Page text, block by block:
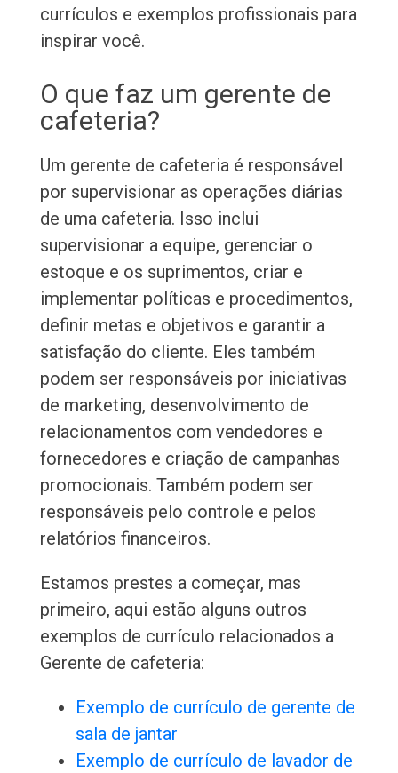
currículos e exemplos profissionais para
inspirar você.
O que faz um gerente de
cafeteria?
Um gerente de cafeteria é responsável
por supervisionar as operações diárias
de uma cafeteria. Isso inclui
supervisionar a equipe, gerenciar o
estoque e os suprimentos, criar e
implementar políticas e procedimentos,
definir metas e objetivos e garantir a
satisfação do cliente. Eles também
podem ser responsáveis por iniciativas
de marketing, desenvolvimento de
relacionamentos com vendedores e
fornecedores e criação de campanhas
promocionais. Também podem ser
responsáveis pelo controle e pelos
relatórios financeiros.
Estamos prestes a começar, mas
primeiro, aqui estão alguns outros
exemplos de currículo relacionados a
Gerente de cafeteria:
Exemplo de currículo de gerente de
sala de jantar
Exemplo de currículo de lavador de